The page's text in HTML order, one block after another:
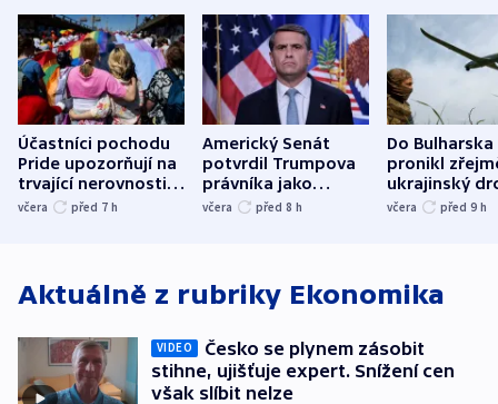
Účastníci pochodu
Pride upozorňují na
trvající nerovnosti i
společenskou
včera před 7 h
Americký Senát
potvrdil Trumpova
právníka jako
ministra
včera před 8 h
Do Bulharska
pronikl
ukrajinský
explodoval
včera před 9 h
Aktuálně z rubriky Ekonomika
VIDEO
Česko se plynem zásobit
stihne, ujišťuje expert. Snížení cen
však slíbit nelze